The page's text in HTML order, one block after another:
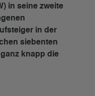
in seine zweite
in der
siebenten
knapp die